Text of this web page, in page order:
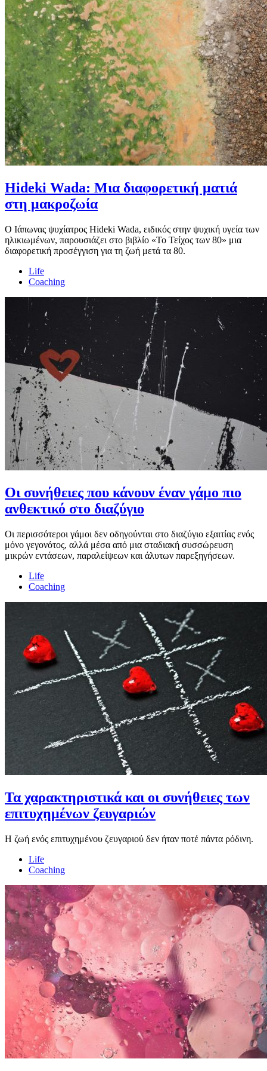
Hideki Wada: Μια διαφορετική ματιά
στη μακροζωία
Ο Ιάπωνας ψυχίατρος Hideki Wada, ειδικός στην ψυχική υγεία των
ηλικιωμένων, παρουσιάζει στο βιβλίο «Το Τείχος των 80» μια
διαφορετική προσέγγιση για τη ζωή μετά τα 80.
Life
Coaching
Οι συνήθειες που κάνουν έναν γάμο πιο
ανθεκτικό στο διαζύγιο
Οι περισσότεροι γάμοι δεν οδηγούνται στο διαζύγιο εξαιτίας ενός
μόνο γεγονότος, αλλά μέσα από μια σταδιακή συσσώρευση
μικρών εντάσεων, παραλείψεων και άλυτων παρεξηγήσεων.
Life
Coaching
Τα χαρακτηριστικά και οι συνήθειες των
επιτυχημένων ζευγαριών
Η ζωή ενός επιτυχημένου ζευγαριού δεν ήταν ποτέ πάντα ρόδινη.
Life
Coaching